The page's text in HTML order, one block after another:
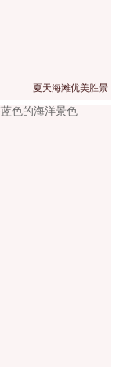
夏天海滩优美胜景